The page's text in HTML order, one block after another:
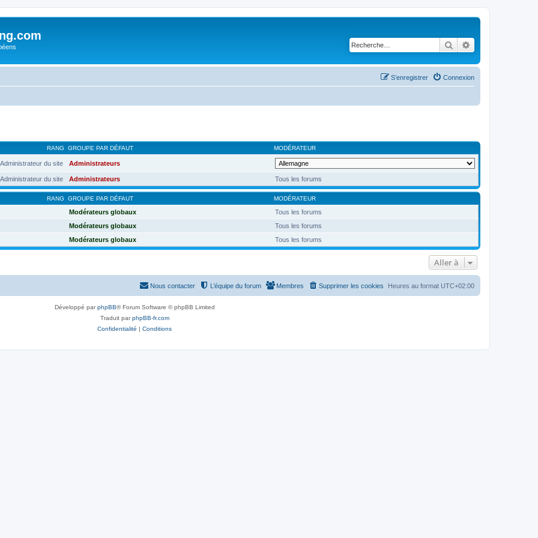
Rechercher
Connexion
S’enregistrer
RANG GROUPE PAR DÉFAUT MODÉRATEUR
Administrateur du site Administrateurs
Administrateur du site Administrateurs Tous les forums
RANG GROUPE PAR DÉFAUT MODÉRATEUR
Modérateurs globaux
Tous les forums
Modérateurs globaux
Tous les forums
Modérateurs globaux Tous les forums
Aller à
Heures au format UTC+02:00
Supprimer les cookies
Membres
L’équipe du forum
Nous contacter
Développé parphpBB® Forum Software © phpBB Limited
Traduit parphpBB-fr.com
Confidentialité | Conditions